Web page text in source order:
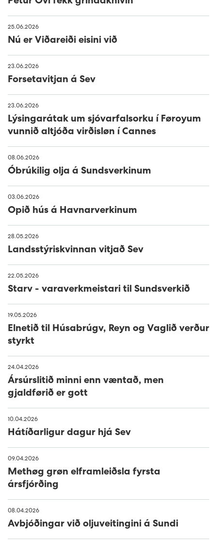
25.06.2026
Nú er Viðareiði eisini við
23.06.2026
Forsetavitjan á Sev
23.06.2026
Lýsingarátak um sjóvarfalsorku í Føroyum
vunnið altjóða virðisløn í Cannes
08.06.2026
Óbrúkilig olja á Sundsverkinum
03.06.2026
Opið hús á Havnarverkinum
28.05.2026
Landsstýriskvinnan vitjað Sev
22.05.2026
Starv - varaverkmeistari til Sundsverkið
19.05.2026
Elnetið til Húsabrúgv, Reyn og Vaglið verður
styrkt
24.04.2026
Ársúrslitið minni enn væntað, men
gjaldførið er gott
10.04.2026
Hátíðarligur dagur hjá Sev
09.04.2026
Methøg grøn elframleiðsla fyrsta
ársfjórðing
08.04.2026
Avbjóðingar við oljuveitingini á Sundi